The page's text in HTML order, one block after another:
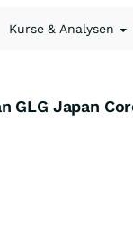
Kurse & Analysen
GLG Japan